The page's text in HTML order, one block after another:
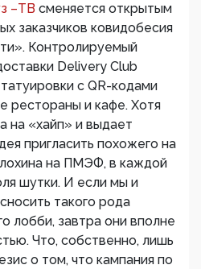
–ТВ сменяется открытым
заказчиков ковидобесия
Контролируемый
Delivery Club
с QR-кодами
рестораны и кафе. Хотя
на «хайп» и выдает
пригласить похожего на
на ПМЭФ, в каждой
шутки. И если мы и
такого рода
лобби, завтра они вполне
Что, собственно, лишь
о том, что кампания по